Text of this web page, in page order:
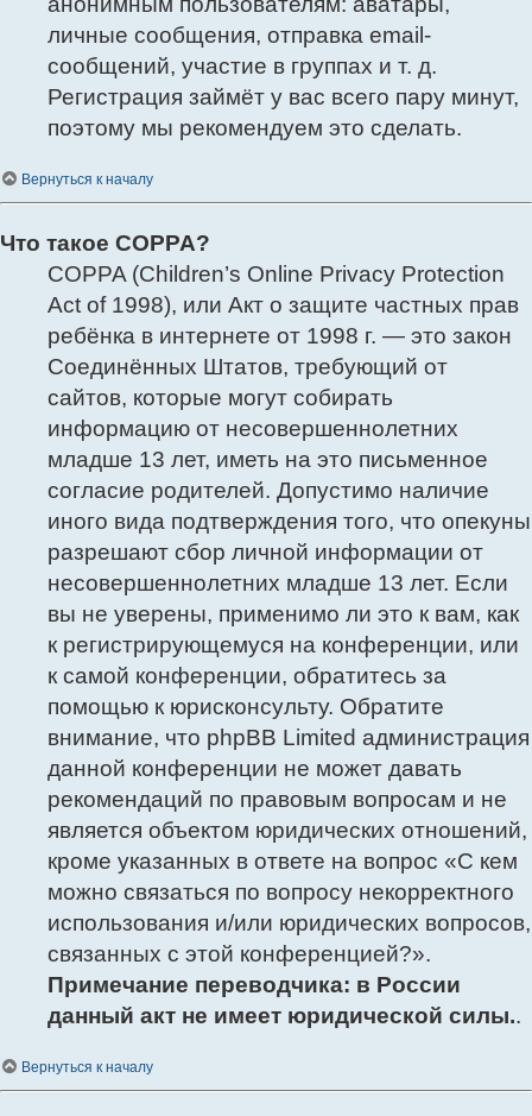
личные сообщения, отправка email-
сообщений, участие в группах и т. д.
Регистрация займёт у вас всего пару минут,
поэтому мы рекомендуем это сделать.
Вернуться к началу
Что такое COPPA?
COPPA (Children’s Online Privacy Protection
Act of 1998), или Акт о защите частных прав
ребёнка в интернете от 1998 г. — это закон
Соединённых Штатов, требующий от
сайтов, которые могут собирать
информацию от несовершеннолетних
младше 13 лет, иметь на это письменное
согласие родителей. Допустимо наличие
иного вида подтверждения того, что опекуны
разрешают сбор личной информации от
несовершеннолетних младше 13 лет. Если
вы не уверены, применимо ли это к вам, как
к регистрирующемуся на конференции, или
к самой конференции, обратитесь за
помощью к юрисконсульту. Обратите
внимание, что phpBB Limited администрация
данной конференции не может давать
рекомендаций по правовым вопросам и не
является объектом юридических отношений,
кроме указанных в ответе на вопрос «С кем
можно связаться по вопросу некорректного
использования и/или юридических вопросов,
связанных с этой конференцией?».
Примечание переводчика: в России
данный акт не имеет юридической силы..
Вернуться к началу